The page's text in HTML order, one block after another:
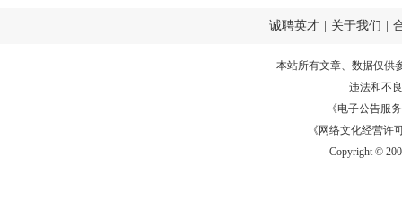
诚聘英才 关于我们
本站所有文章、数据仅供
违法和不
《电子公告服务
《网络文化经营许
Copyright ©